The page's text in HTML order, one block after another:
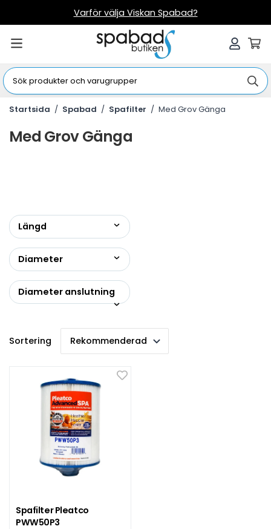
Varför välja Viskan Spabad?
Startsida / Spabad / Spafilter / Med Grov Gänga
Med Grov Gänga
Längd
Diameter
Diameter anslutning
Sortering
Spafilter Pleatco
PWW50P3